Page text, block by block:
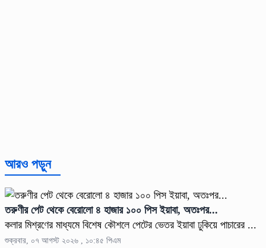
আরও পড়ুন
তরুণীর পেট থেকে বেরোলো ৪ হাজার ১০০ পিস ইয়াবা, অতঃপর...
কলার মিশ্রণের মাধ্যমে বিশেষ কৌশলে পেটের ভেতর ইয়াবা ঢুকিয়ে পাচারের ...
শুক্রবার, ০৭ আগস্ট ২০২৬ , ১০:৪৫ পিএম